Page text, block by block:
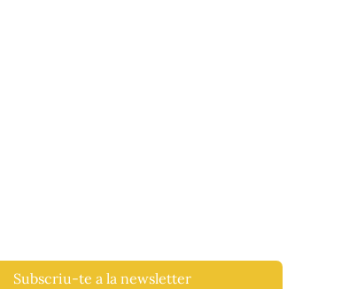
Subscriu-te a la newsletter